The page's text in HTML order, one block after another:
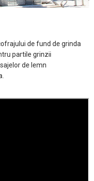
de fund de grinda
partile grinzii
de lemn